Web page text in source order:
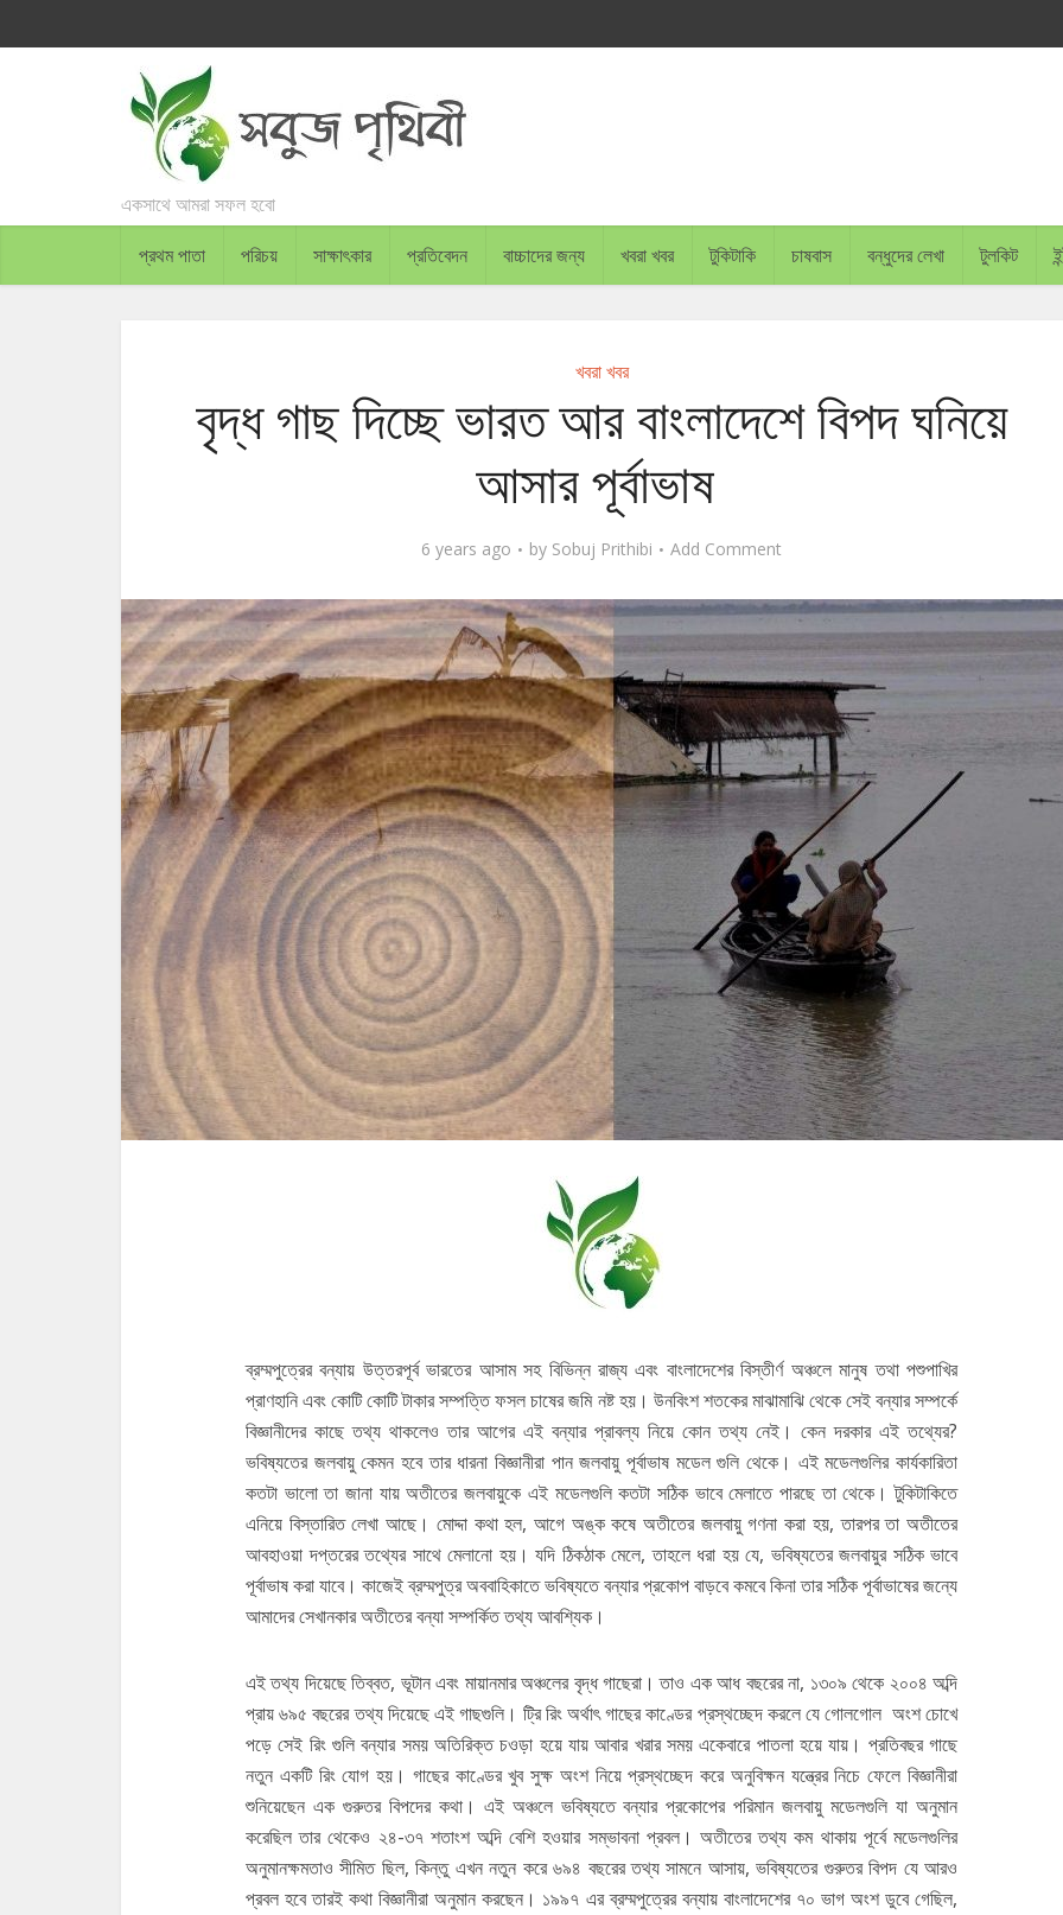
একসাথে আমরা সফল হবো
প্রথম পাতা পরিচয় সাক্ষাৎকার প্রতিবেদন বাচ্চাদের জন্য খবরা খবর টুকিটাকি চাষবাস বন্ধুদের লেখা টুলকিট
খবরা খবর
বৃদ্ধ গাছ দিচ্ছে ভারত আর বাংলাদেশে বিপদ ঘনিয়ে
আসার পূর্বাভাষ
6 years ago by Sobuj Prithibi Add Comment
ব্রম্মপুত্রের বন্যায় উত্তরপূর্ব ভারতের আসাম সহ বিভিন্ন রাজ্য এবং বাংলাদেশের বিস্তীর্ণ অঞ্চলে মানুষ তথা পশুপাখির
প্রাণহানি এবং কোটি কোটি টাকার সম্পত্তি ফসল চাষের জমি নষ্ট হয়। উনবিংশ শতকের মাঝামাঝি থেকে সেই বন্যার সম্পর্কে
বিজ্ঞানীদের কাছে তথ্য থাকলেও তার আগের এই বন্যার প্রাবল্য নিয়ে কোন তথ্য নেই। কেন দরকার এই তথ্যের?
ভবিষ্যতের জলবায়ু কেমন হবে তার ধারনা বিজ্ঞানীরা পান জলবায়ু পূর্বাভাষ মডেল গুলি থেকে। এই মডেলগুলির কার্যকারিতা
কতটা ভালো তা জানা যায় অতীতের জলবায়ুকে এই মডেলগুলি কতটা সঠিক ভাবে মেলাতে পারছে তা থেকে। টুকিটাকিতে
এনিয়ে বিস্তারিত লেখা আছে। মোদ্দা কথা হল, আগে অঙ্ক কষে অতীতের জলবায়ু গণনা করা হয়, তারপর তা অতীতের
আবহাওয়া দপ্তরের তথ্যের সাথে মেলানো হয়। যদি ঠিকঠাক মেলে, তাহলে ধরা হয় যে, ভবিষ্যতের জলবায়ুর সঠিক ভাবে
পূর্বাভাষ করা যাবে। কাজেই ব্রম্মপুত্র অববাহিকাতে ভবিষ্যতে বন্যার প্রকোপ বাড়বে কমবে কিনা তার সঠিক পূর্বাভাষের জন্যে
আমাদের সেখানকার অতীতের বন্যা সম্পর্কিত তথ্য আবশ্যিক।
এই তথ্য দিয়েছে তিব্বত, ভূটান এবং মায়ানমার অঞ্চলের বৃদ্ধ গাছেরা। তাও এক আধ বছরের না, ১৩০৯ থেকে ২০০৪ অব্দি
প্রায় ৬৯৫ বছরের তথ্য দিয়েছে এই গাছগুলি। ট্রি রিং অর্থাৎ গাছের কাণ্ডের প্রস্থচ্ছেদ করলে যে গোলগোল অংশ চোখে
পড়ে সেই রিং গুলি বন্যার সময় অতিরিক্ত চওড়া হয়ে যায় আবার খরার সময় একেবারে পাতলা হয়ে যায়। প্রতিবছর গাছে
নতুন একটি রিং যোগ হয়। গাছের কাণ্ডের খুব সুক্ষ অংশ নিয়ে প্রস্থচ্ছেদ করে অনুবিক্ষন যন্ত্রের নিচে ফেলে বিজ্ঞানীরা
শুনিয়েছেন এক গুরুতর বিপদের কথা। এই অঞ্চলে ভবিষ্যতে বন্যার প্রকোপের পরিমান জলবায়ু মডেলগুলি যা অনুমান
করেছিল তার থেকেও ২৪-৩৭ শতাংশ অব্দি বেশি হওয়ার সম্ভাবনা প্রবল। অতীতের তথ্য কম থাকায় পূর্বে মডেলগুলির
অনুমানক্ষমতাও সীমিত ছিল, কিন্তু এখন নতুন করে ৬৯৪ বছরের তথ্য সামনে আসায়, ভবিষ্যতের গুরুতর বিপদ যে আরও
প্রবল হবে তারই কথা বিজ্ঞানীরা অনুমান করছেন। ১৯৯৭ এর ব্রম্মপুত্রের বন্যায় বাংলাদেশের ৭০ ভাগ অংশ ডুবে গেছিল,
BANGLADESH PLANS
অসাম্য, বায়ুদূষণ এবং রান্না জল সংরক্ষণের টুকিটাকি – ১
গোটা হিঙ্গলগঞ্জ ব্লকের পানীয় জলস্তর হু-
হু করে নেমে...
2 min read
স্মোগ টাওয়ার দিয়ে কেন বায়ু দূষণ
যাবে না?